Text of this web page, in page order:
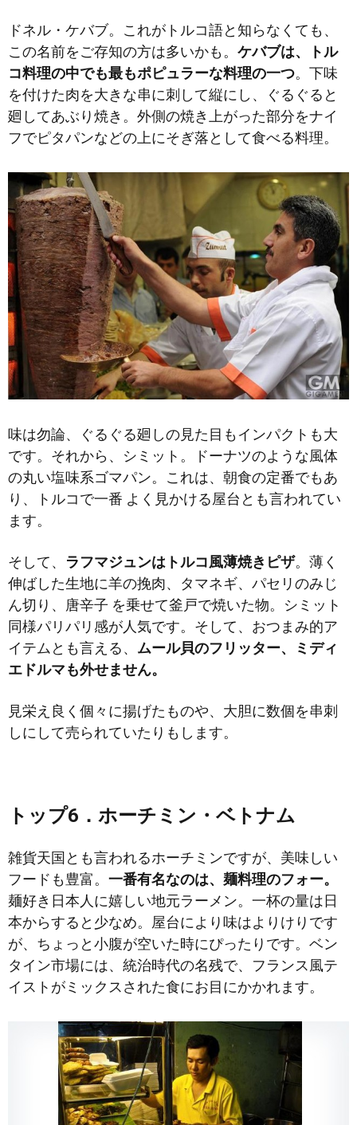
ドネル・ケバブ。これがトルコ語と知らなくても、
この名前をご存知の方は多いかも。 ケバブは、トル
コ料理の中でも最もポピュラーな料理の一つ。下味
を付けた肉を大きな串に刺して縦にし、ぐるぐると
廻してあぶり焼き。外側の焼き上がった部分をナイ
フでピタパンなどの上にそぎ落として食べる料理。
味は勿論、ぐるぐる廻しの見た目もインパクトも大
です。それから、シミット。ドーナツのような風体
の丸い塩味系ゴマパン。これは、朝食の定番でもあ
り、トルコで一番 よく見かける屋台とも言われてい
ます。
そして、 ラフマジュンはトルコ風薄焼きピザ。薄く
伸ばした生地に羊の挽肉、タマネギ、パセリのみじ
ん切り、唐辛子 を乗せて釜戸で焼いた物。シミット
同様パリパリ感が人気です。そして、おつまみ的ア
イテムとも言える、 ムール貝のフリッター、ミディ
エドルマも外せません。
見栄え良く個々に揚げたものや、大胆に数個を串刺
しにして売られていたりもします。
トップ6．ホーチミン・ベトナム
雑貨天国とも言われるホーチミンですが、美味しい
フードも豊富。 一番有名なのは、麺料理のフォー。
麺好き日本人に嬉しい地元ラーメン。一杯の量は日
本からすると少なめ。屋台により味はよりけりです
が、ちょっと小腹が空いた時にぴったりです。ベン
タイン市場には、統治時代の名残で、フランス風テ
イストがミックスされた食にお目にかかれます。